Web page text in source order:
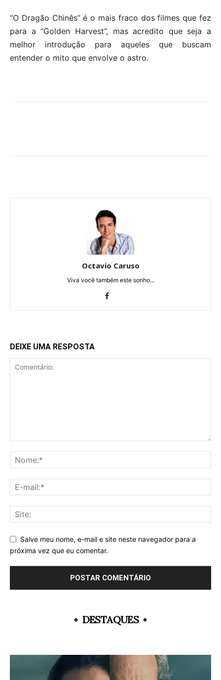
“O Dragão Chinês” é o mais fraco dos filmes que fez
para a “Golden Harvest”, mas acredito que seja a
melhor introdução para aqueles que buscam
entender o mito que envolve o astro.
Octavio Caruso
Viva você também este sonho...
DEIXE UMA RESPOSTA
Salve meu nome, e-mail e site neste navegador para a
próxima vez que eu comentar.
DESTAQUES